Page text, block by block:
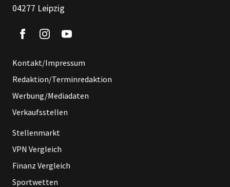
04277 Leipzig
Kontakt/Impressum
Redaktion/Terminredaktion
Werbung/Mediadaten
Verkaufsstellen
Stellenmarkt
VPN Vergleich
Finanz Vergleich
Sportwetten